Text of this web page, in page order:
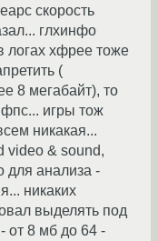
скорость
глхинфо
логах хфрее тоже
(
8 мегабайт), то
игры тож
никакая...
video & sound,
для анализа -
никаких
выделять под
от 8 мб до 64 -